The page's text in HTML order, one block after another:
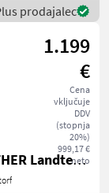
prodajalec
1.199
€
Cena
vključuje
DDV
(stopnja
20%)
999,17 €
neto
HOCHRATHER Landtechnik GmbH